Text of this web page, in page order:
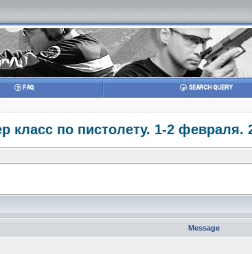
класс по пистолету. 1-2 февраля.
Message